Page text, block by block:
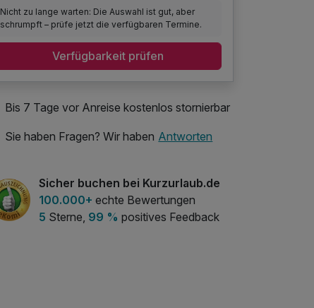
Nicht zu lange warten: Die Auswahl ist gut, aber
schrumpft – prüfe jetzt die verfügbaren Termine.
Verfügbarkeit prüfen
Bis 7 Tage vor Anreise kostenlos stornierbar
Sie haben Fragen? Wir haben Antworten
Sicher buchen bei Kurzurlaub.de
100.000+ echte Bewertungen
5 Sterne, 99 % positives Feedback